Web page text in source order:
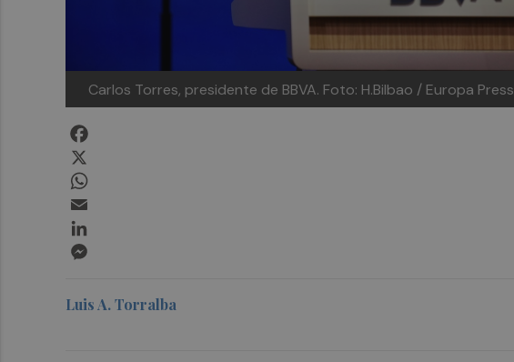
Carlos Torres, presidente de BBVA. Foto: H.Bilbao / Europa Press
Luis A. Torralba